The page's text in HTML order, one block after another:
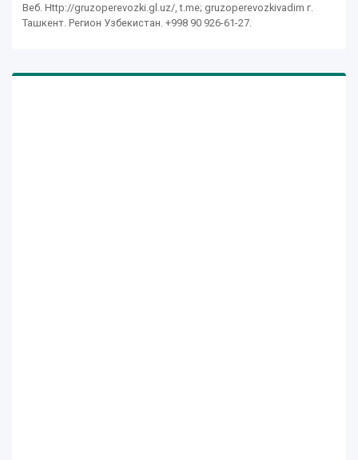
Веб. Http://gruzoperevozki.gl.uz/, t.me; gruzoperevozkivadim г.
Ташкент. Регион Узбекистан. +998 90 926-61-27.